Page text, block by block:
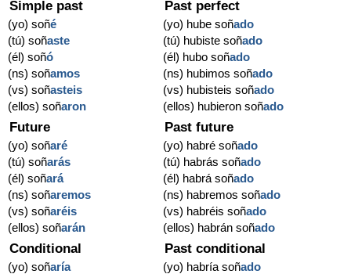
Simple past
(yo) soñé
(tú) soñaste
(él) soñó
(ns) soñamos
(vs) soñasteis
(ellos) soñaron
Past perfect
(yo) hube soñado
(tú) hubiste soñado
(él) hubo soñado
(ns) hubimos soñado
(vs) hubisteis soñado
(ellos) hubieron soñado
Future
(yo) soñaré
(tú) soñarás
(él) soñará
(ns) soñaremos
(vs) soñaréis
(ellos) soñarán
Past future
(yo) habré soñado
(tú) habrás soñado
(él) habrá soñado
(ns) habremos soñado
(vs) habréis soñado
(ellos) habrán soñado
Conditional
(yo) soñaría
Past conditional
(yo) habría soñado